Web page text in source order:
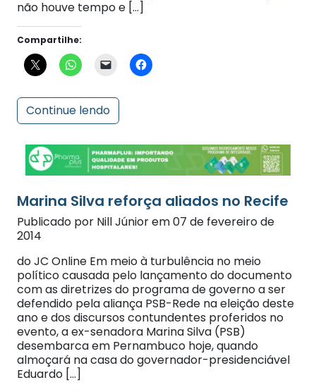
Compartilhe:
Continue lendo
Publicado por Nill Júnior em 07 de fevereiro de
2014
do JC Online Em meio à turbulência no meio
político causada pelo lançamento do documento
com as diretrizes do programa de governo a ser
defendido pela aliança PSB-Rede na eleição deste
ano e dos discursos contundentes proferidos no
evento, a ex-senadora Marina Silva (PSB)
desembarca em Pernambuco hoje, quando
almoçará na casa do governador-presidenciável
Eduardo […]